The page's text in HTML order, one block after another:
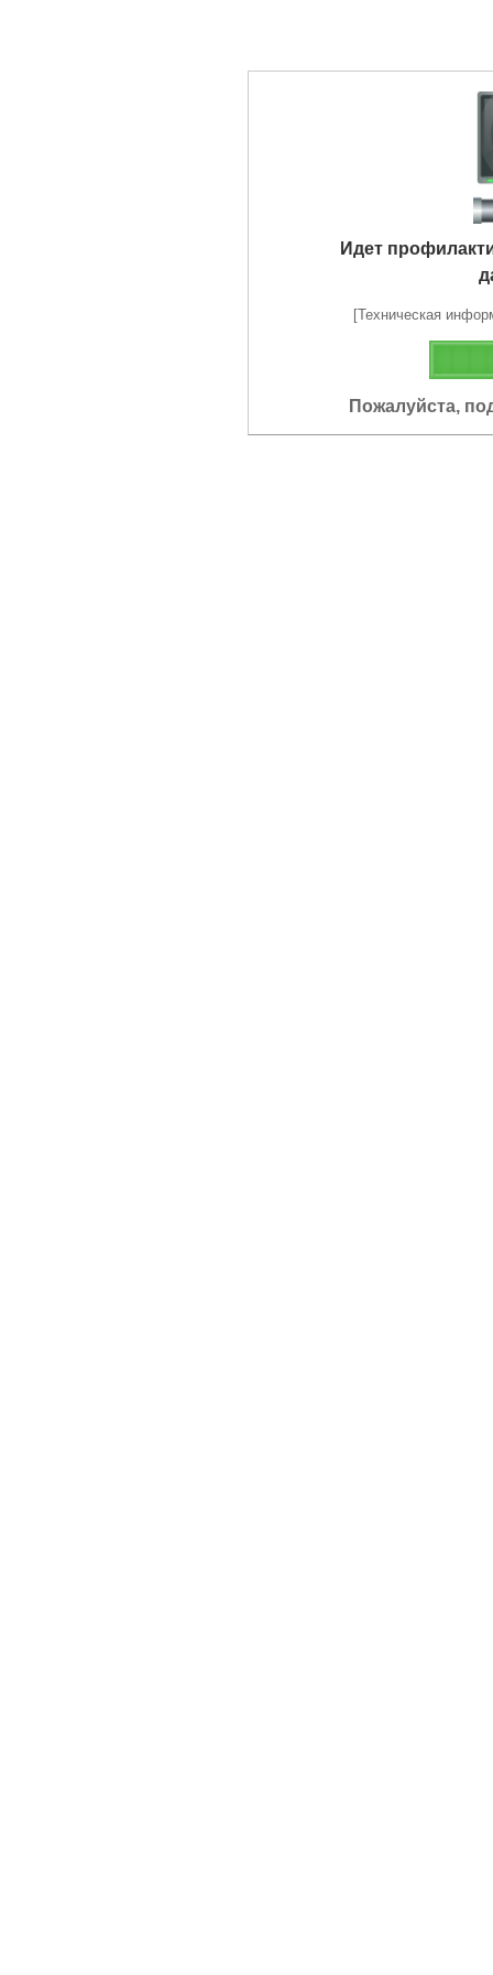
Идет
[Техническая
Пожалуйста,